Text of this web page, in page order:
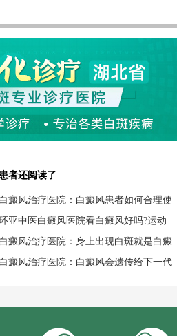
者还阅读了
癜风治疗医院：白癜风患者如何合理使
亚中医白癜风医院看白癜风好吗?运动
癜风治疗医院：身上出现白斑就是白癜
癜风治疗医院：白癜风会遗传给下一代